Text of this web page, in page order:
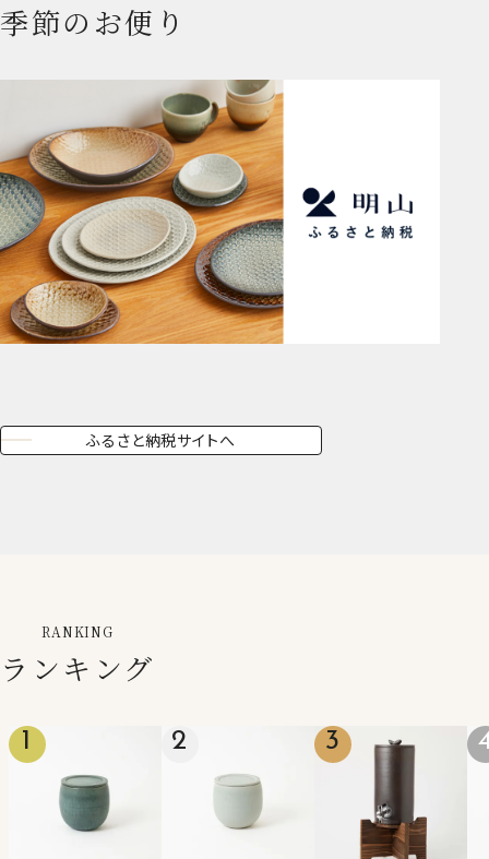
季節のお便り
ふるさと納税サイトへ
RANKING
ランキング